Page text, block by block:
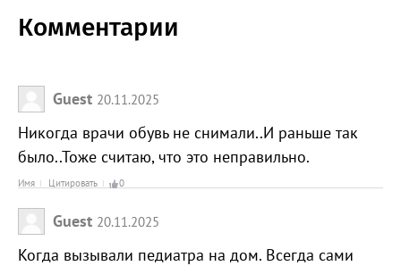
Комментарии
Guest 20.11.2025
Никогда врачи обувь не снимали..И раньше так
было..Тоже считаю, что это неправильно.
Имя Цитировать 0
Guest 20.11.2025
Когда вызывали педиатра на дом. Всегда сами